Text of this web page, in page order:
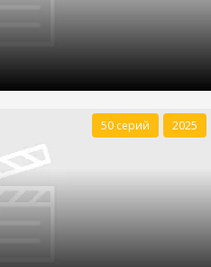
50 серий 2025